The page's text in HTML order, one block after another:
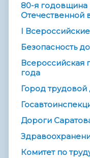
80-я
Отечественной
I
Безопасность
Всероссийская
года
Город трудовой
Дороги
Комитет по